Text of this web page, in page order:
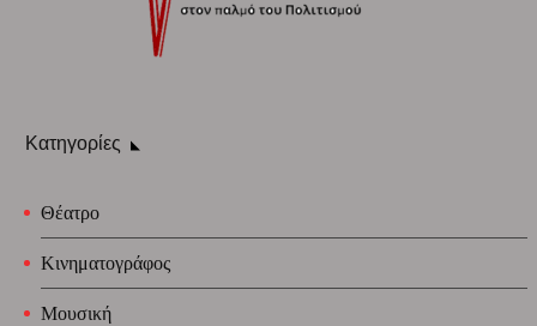
Κατηγορίες
Θέατρο
Κινηματογράφος
Μουσική